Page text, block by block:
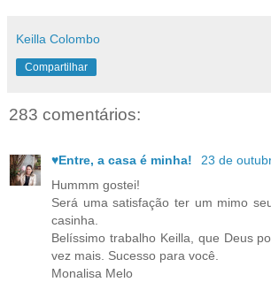
Keilla Colombo
Compartilhar
283 comentários:
♥Entre, a casa é minha!
23 de
Hummm gostei!
Será uma satisfação ter um mimo
casinha.
Belíssimo trabalho Keilla, que Deus
vez mais. Sucesso para você.
Monalisa Melo